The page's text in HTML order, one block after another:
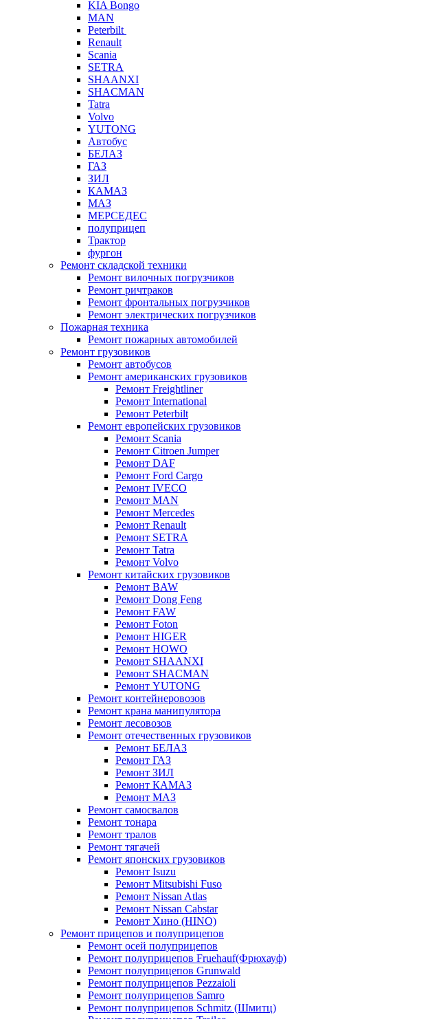
KIA Bongo
MAN
Peterbilt
Renault
Scania
SETRA
SHAANXI
SHACMAN
Tatra
Volvo
YUTONG
Автобус
БЕЛАЗ
ГАЗ
ЗИЛ
КАМАЗ
МАЗ
МЕРСЕДЕС
полуприцеп
Трактор
фургон
Ремонт складской техники
Ремонт вилочных погрузчиков
Ремонт ричтраков
Ремонт фронтальных погрузчиков
Ремонт электрических погрузчиков
Пожарная техника
Ремонт пожарных автомобилей
Ремонт грузовиков
Ремонт автобусов
Ремонт американских грузовиков
Ремонт Freightliner
Ремонт International
Ремонт Peterbilt
Ремонт европейских грузовиков
Ремонт Scania
Ремонт Citroen Jumper
Ремонт DAF
Ремонт Ford Cargo
Ремонт IVECO
Ремонт MAN
Ремонт Mercedes
Ремонт Renault
Ремонт SETRA
Ремонт Tatra
Ремонт Volvo
Ремонт китайских грузовиков
Ремонт BAW
Ремонт Dong Feng
Ремонт FAW
Ремонт Foton
Ремонт HIGER
Ремонт HOWO
Ремонт SHAANXI
Ремонт SHACMAN
Ремонт YUTONG
Ремонт контейнеровозов
Ремонт крана манипулятора
Ремонт лесовозов
Ремонт отечественных грузовиков
Ремонт БЕЛАЗ
Ремонт ГАЗ
Ремонт ЗИЛ
Ремонт КАМАЗ
Ремонт МАЗ
Ремонт самосвалов
Ремонт тонара
Ремонт тралов
Ремонт тягачей
Ремонт японских грузовиков
Ремонт Isuzu
Ремонт Mitsubishi Fuso
Ремонт Nissan Atlas
Ремонт Nissan Cabstar
Ремонт Хино (HINO)
Ремонт прицепов и полуприцепов
Ремонт осей полуприцепов
Ремонт полуприцепов Fruehauf(Фрюхауф)
Ремонт полуприцепов Grunwald
Ремонт полуприцепов Pezzaioli
Ремонт полуприцепов Samro
Ремонт полуприцепов Schmitz (Шмитц)